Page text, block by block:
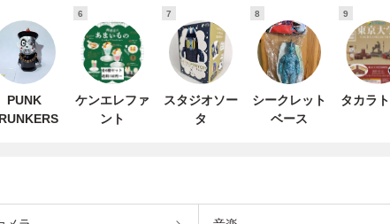
PUNK
6
ケンエレファ
ント
7
スタジオソー
タ
8
シークレット
ベース
9
タカラ